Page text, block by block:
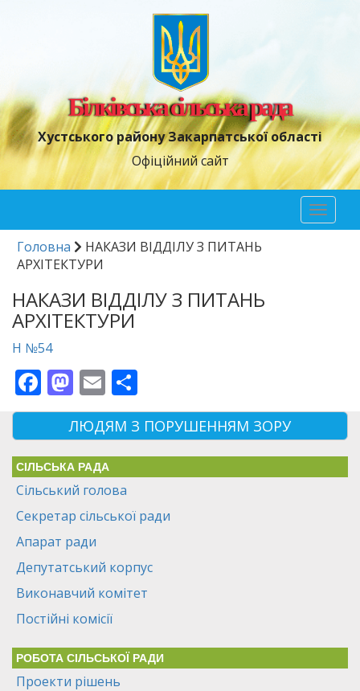
Білківська сільська рада
Хустського району Закарпатської області
Офіційний сайт
Toggle
Головна
НАКАЗИ ВІДДІЛУ З ПИТАНЬ
АРХІТЕКТУРИ
НАКАЗИ ВІДДІЛУ З ПИТАНЬ
АРХІТЕКТУРИ
Н №54
Facebook
Mastodon
Email
ЛЮДЯМ З ПОРУШЕННЯМ ЗОРУ
СІЛЬСЬКА РАДА
Сільський голова
Секретар сільської ради
Апарат ради
Депутатський корпус
Виконавчий комітет
Постійні комісії
РОБОТА СІЛЬСЬКОЇ РАДИ
Проекти рішень